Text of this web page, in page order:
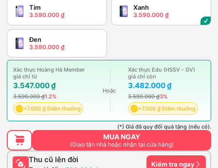
Tím
3.590.000 ₫
Xanh
3.590.000 ₫
Đen
3.590.000 ₫
Xác thực Hoàng Hà Member
giá chỉ từ
3.547.000 ₫
3.590.000 ₫1.2%
+7.000 ₫ Điểm thưởng
Hoặc
Xác thực Edu (HSSV - GV)
giá chỉ còn
3.482.000 ₫
3.590.000 ₫3%
+7.000 ₫ Điểm thưởng
(*) Giá đã quy đổi quà tặng (nếu có).
MUA NGAY
(Giao tận nhà hoặc nhận tại cửa hàng)
Thu cũ lên đời
Kiểm tra ngay